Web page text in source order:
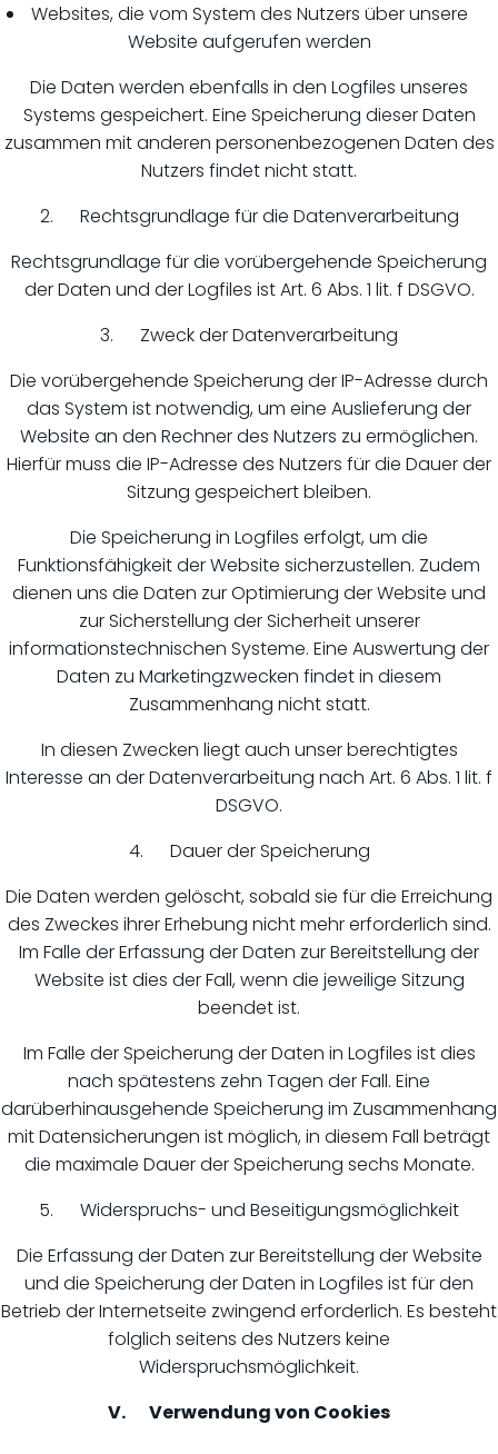
Websites, die vom System des Nutzers über unsere
Website aufgerufen werden
Die Daten werden ebenfalls in den Logfiles unseres
Systems gespeichert. Eine Speicherung dieser Daten
zusammen mit anderen personenbezogenen Daten des
Nutzers findet nicht statt.
2. Rechtsgrundlage für die Datenverarbeitung
Rechtsgrundlage für die vorübergehende Speicherung
der Daten und der Logfiles ist Art. 6 Abs. 1 lit. f DSGVO.
3. Zweck der Datenverarbeitung
Die vorübergehende Speicherung der IP-Adresse durch
das System ist notwendig, um eine Auslieferung der
Website an den Rechner des Nutzers zu ermöglichen.
Hierfür muss die IP-Adresse des Nutzers für die Dauer der
Sitzung gespeichert bleiben.
Die Speicherung in Logfiles erfolgt, um die
Funktionsfähigkeit der Website sicherzustellen. Zudem
dienen uns die Daten zur Optimierung der Website und
zur Sicherstellung der Sicherheit unserer
informationstechnischen Systeme. Eine Auswertung der
Daten zu Marketingzwecken findet in diesem
Zusammenhang nicht statt.
In diesen Zwecken liegt auch unser berechtigtes
Interesse an der Datenverarbeitung nach Art. 6 Abs. 1 lit. f
DSGVO.
4. Dauer der Speicherung
Die Daten werden gelöscht, sobald sie für die Erreichung
des Zweckes ihrer Erhebung nicht mehr erforderlich sind.
Im Falle der Erfassung der Daten zur Bereitstellung der
Website ist dies der Fall, wenn die jeweilige Sitzung
beendet ist.
Im Falle der Speicherung der Daten in Logfiles ist dies
nach spätestens zehn Tagen der Fall. Eine
darüberhinausgehende Speicherung im Zusammenhang
mit Datensicherungen ist möglich, in diesem Fall beträgt
die maximale Dauer der Speicherung sechs Monate.
5. Widerspruchs- und Beseitigungsmöglichkeit
Die Erfassung der Daten zur Bereitstellung der Website
und die Speicherung der Daten in Logfiles ist für den
Betrieb der Internetseite zwingend erforderlich. Es besteht
folglich seitens des Nutzers keine
Widerspruchsmöglichkeit.
V. Verwendung von Cookies